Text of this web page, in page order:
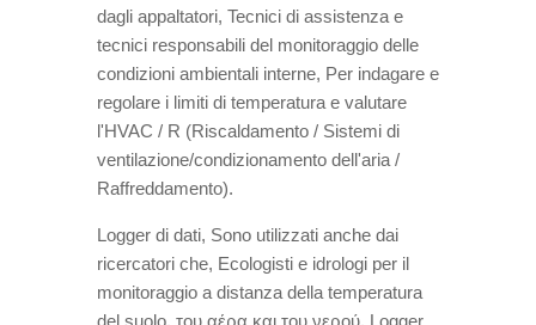
dagli appaltatori, Tecnici di assistenza e
tecnici responsabili del monitoraggio delle
condizioni ambientali interne, Per indagare e
regolare i limiti di temperatura e valutare
l'HVAC / R (Riscaldamento / Sistemi di
ventilazione/condizionamento dell'aria /
Raffreddamento).
Logger di dati, Sono utilizzati anche dai
ricercatori che, Ecologisti e idrologi per il
monitoraggio a distanza della temperatura